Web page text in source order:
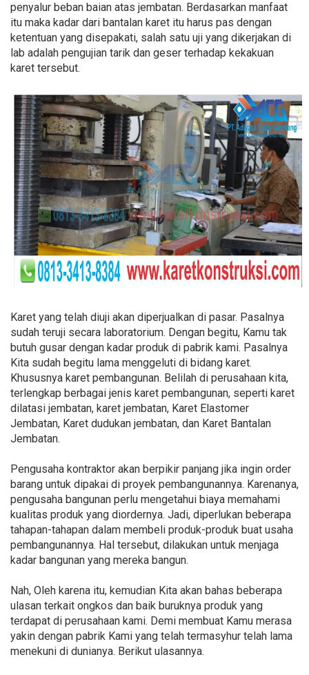
penyalur beban baian atas jembatan. Berdasarkan manfaat
itu maka kadar dari bantalan karet itu harus pas dengan
ketentuan yang disepakati, salah satu uji yang dikerjakan di
lab adalah pengujian tarik dan geser terhadap kekakuan
karet tersebut.
Karet yang telah diuji akan diperjualkan di pasar. Pasalnya
sudah teruji secara laboratorium. Dengan begitu, Kamu tak
butuh gusar dengan kadar produk di pabrik kami. Pasalnya
Kita sudah begitu lama menggeluti di bidang karet.
Khususnya karet pembangunan. Belilah di perusahaan kita,
terlengkap berbagai jenis karet pembangunan, seperti karet
dilatasi jembatan, karet jembatan, Karet Elastomer
Jembatan, Karet dudukan jembatan, dan Karet Bantalan
Jembatan.
Pengusaha kontraktor akan berpikir panjang jika ingin order
barang untuk dipakai di proyek pembangunannya. Karenanya,
pengusaha bangunan perlu mengetahui biaya memahami
kualitas produk yang diordernya. Jadi, diperlukan beberapa
tahapan-tahapan dalam membeli produk-produk buat usaha
pembangunannya. Hal tersebut, dilakukan untuk menjaga
kadar bangunan yang mereka bangun.
Nah, Oleh karena itu, kemudian Kita akan bahas beberapa
ulasan terkait ongkos dan baik buruknya produk yang
terdapat di perusahaan kami. Demi membuat Kamu merasa
yakin dengan pabrik Kami yang telah termasyhur telah lama
menekuni di dunianya. Berikut ulasannya.